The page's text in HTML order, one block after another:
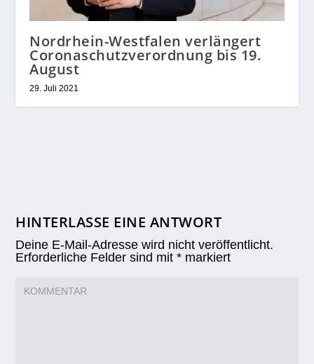
Nordrhein-Westfalen verlängert
Coronaschutzverordnung bis 19.
August
29. Juli 2021
HINTERLASSE EINE ANTWORT
Deine E-Mail-Adresse wird nicht veröffentlicht.
Erforderliche Felder sind mit* markiert